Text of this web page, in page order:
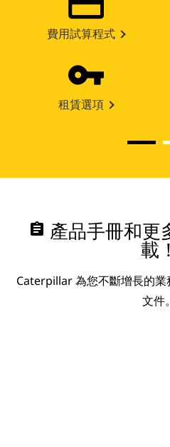
費用試算程式
租賃選項
assignment 產品手冊和更
載！
Caterpillar 為您不斷增長的
文件。